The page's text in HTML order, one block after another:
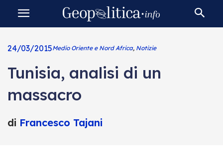
24/03/2015Medio Oriente e Nord Africa, Notizie
Tunisia, analisi di un
massacro
di Francesco Tajani